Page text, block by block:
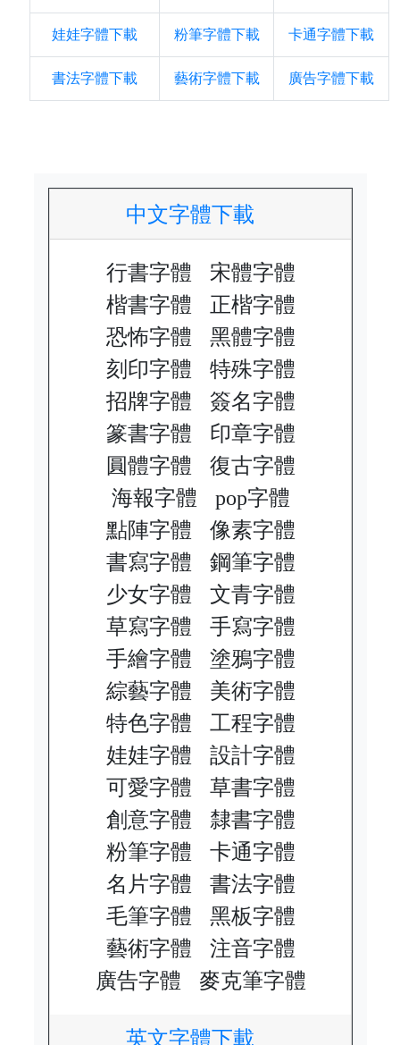
娃娃字體下載 粉筆字體下載 卡通字體下載
書法字體下載 藝術字體下載 廣告字體下載
中文字體下載
行書字體
宋體字體
楷書字體
正楷字體
恐怖字體
黑體字體
刻印字體
特殊字體
招牌字體
簽名字體
篆書字體
印章字體
圓體字體
復古字體
海報字體
pop字體
點陣字體
像素字體
書寫字體
鋼筆字體
少女字體
文青字體
草寫字體
手寫字體
手繪字體
塗鴉字體
綜藝字體
美術字體
特色字體
工程字體
娃娃字體
設計字體
可愛字體
草書字體
創意字體
隸書字體
粉筆字體
卡通字體
名片字體
書法字體
毛筆字體
黑板字體
藝術字體
注音字體
廣告字體
麥克筆字體
英文字體下載